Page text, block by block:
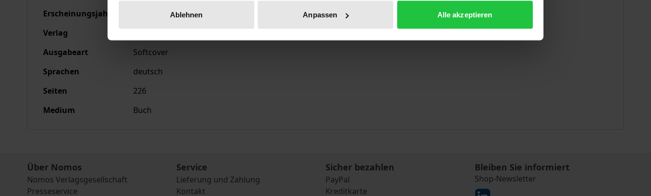
Ablehnen Anpassen Alle akzeptieren
Erscheinungsjahr
Verlag
Ausgabeart
Softcover
Sprachen
deutsch
Seiten
226
Medium
Buch
Über Nomos
Nomos Verlagsgesellschaft
Presseservice
Service
Lieferung und Zahlung
Kontakt
Sicher bezahlen
PayPal
Kreditkarte
Bleiben Sie informiert
Shop-Newsletter